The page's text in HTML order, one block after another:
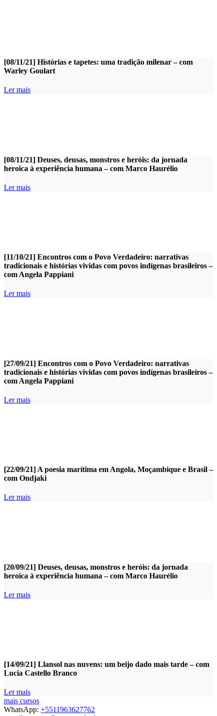
[08/11/21] Histórias e tapetes: uma tradição milenar – com
Warley Goulart
Ler mais
[08/11/21] Deuses, deusas, monstros e heróis: da jornada
heroica à experiência humana – com Marco Haurélio
Ler mais
[11/10/21] Encontros com o Povo Verdadeiro: narrativas
tradicionais e histórias vividas com povos indígenas brasileiros –
com Angela Pappiani
Ler mais
[27/09/21] Encontros com o Povo Verdadeiro: narrativas
tradicionais e histórias vividas com povos indígenas brasileiros –
com Angela Pappiani
Ler mais
[22/09/21] A poesia marítima em Angola, Moçambique e Brasil –
com Ondjaki
Ler mais
[20/09/21] Deuses, deusas, monstros e heróis: da jornada
heroica à experiência humana – com Marco Haurélio
Ler mais
[14/09/21] Llansol nas nuvens: um beijo dado mais tarde – com
Lucia Castello Branco
Ler mais
mais cursos
WhatsApp: +5511963627762